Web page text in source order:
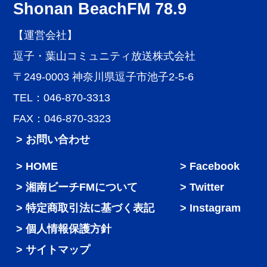
Shonan BeachFM 78.9
【運営会社】
逗子・葉山コミュニティ放送株式会社
〒249-0003 神奈川県逗子市池子2-5-6
TEL：046-870-3313
FAX：046-870-3323
> お問い合わせ
HOME
湘南ビーチFMについて
特定商取引法に基づく表記
個人情報保護方針
サイトマップ
Facebook
Twitter
Instagram